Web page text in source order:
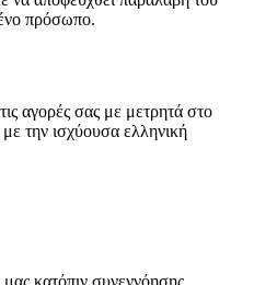
πρόσωπο.
αγορές σας με μετρητά στο
την ισχύουσα ελληνική